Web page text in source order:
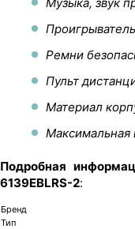
Ремни
Пульт
Материал
Максимальная
Подробная
6139EBLRS-2:
Бренд
Тип